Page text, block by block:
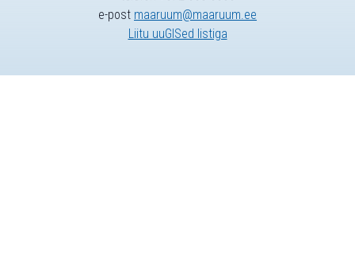
e-post maaruum@maaruum.ee
Liitu uuGISed listiga